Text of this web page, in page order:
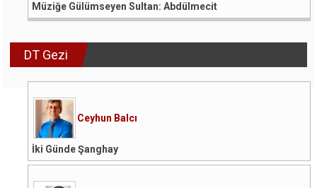
Müziğe Gülümseyen Sultan: Abdülmecit
DT Gezi
Ceyhun Balcı
İki Günde Şanghay